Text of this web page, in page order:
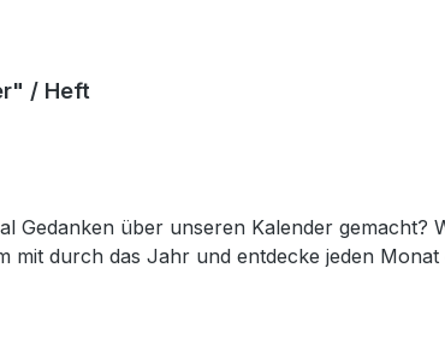
Rätselheft "Kalender" / Heft
Gedanken über unseren Kalender
mit durch das Jahr und entdecke jeden